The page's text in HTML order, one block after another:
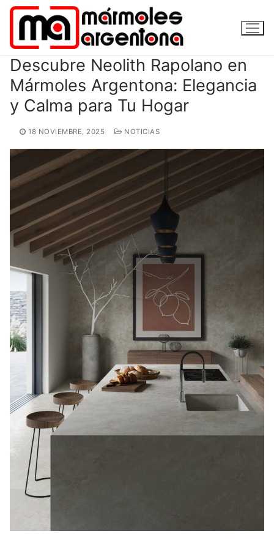
contenido
Descubre Neolith Rapolano en
Mármoles Argentona: Elegancia
y Calma para Tu Hogar
18 NOVIEMBRE, 2025 NOTICIAS